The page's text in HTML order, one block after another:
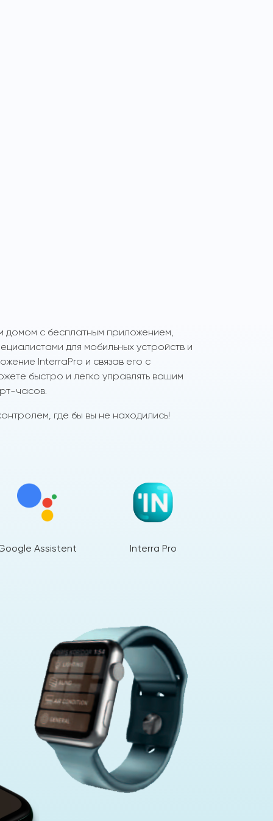
домом с бесплатным приложением,
для мобильных устройств и
InterraPro и связав его с
быстро и легко управлять вашим
часов.
где бы вы не находились!
Assistent Interra Pro